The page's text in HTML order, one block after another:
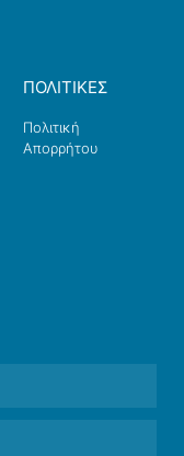
ΠΟΛΙΤΙΚΕΣ
Πολιτική
Απορρήτου